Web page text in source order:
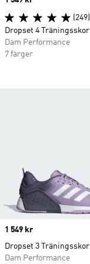
Price
1 549 kr
Dropset 3 Träningsskor
Dam Performance
(249)
Dropset 4 Träningsskor
Dam Performance
7 färger